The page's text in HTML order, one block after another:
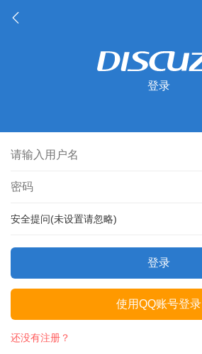
登录
安全提问(未设置请忽略)
登录
使用QQ账号登录
还没有注册？